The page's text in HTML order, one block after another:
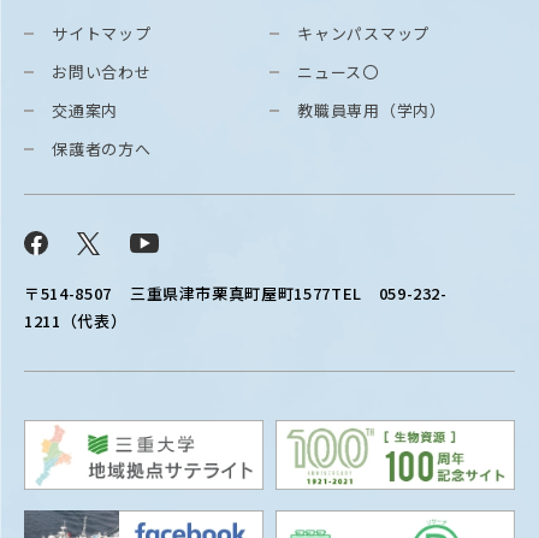
〒514-8507 三重県津市栗真町屋町1577TEL 059-232-
1211（代表）
サイトマップ
お問い合わせ
交通案内
保護者の方へ
Facebook
キャンパスマップ
ニュース〇
教職員専用（学内）